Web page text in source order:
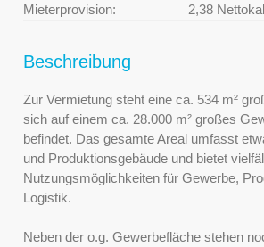
Mieterprovision:
2,38
Beschreibung
Zur Vermietung steht eine ca. 534 m²
sich auf einem ca. 28.000 m² großes
befindet. Das gesamte Areal umfasst
und Produktionsgebäude und bietet
Nutzungsmöglichkeiten für Gewerbe,
Logistik.
Neben der o.g. Gewerbefläche stehen